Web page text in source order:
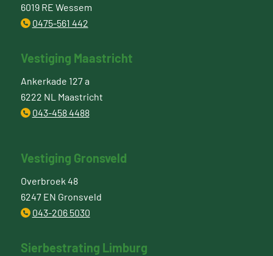
6019 RE Wessem
0475-561 442
Vestiging Maastricht
Ankerkade 127 a
6222 NL Maastricht
043-458 4488
Vestiging Gronsveld
Overbroek 48
6247 EN Gronsveld
043-206 5030
Sierbestrating Limburg